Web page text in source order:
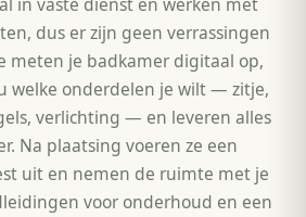
dus er zijn geen verrassingen
meten je badkamer digitaal op,
welke onderdelen je wilt — zitje,
verlichting — en leveren alles
Na plaatsing voeren ze een
uit en nemen de ruimte met je
voor onderhoud en een